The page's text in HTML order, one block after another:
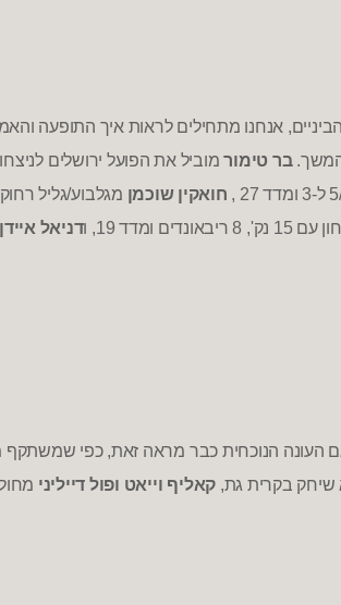
, אנחנו מתחילים לראות איך התופעה
המשך.בר טימורמוביל את הפועל ירושלים
ל-3 ומדד 27 , חואקין שוכמן מגלבוע/גליל
עם 15 נק', 8 ריבאונדים ומדד 19, ודניאל איידן
העונה הנוכחית כבר מראה זאת,כפי שמשתקף
שיחק בקרית גת, קאליף וייאט ופול דייליני